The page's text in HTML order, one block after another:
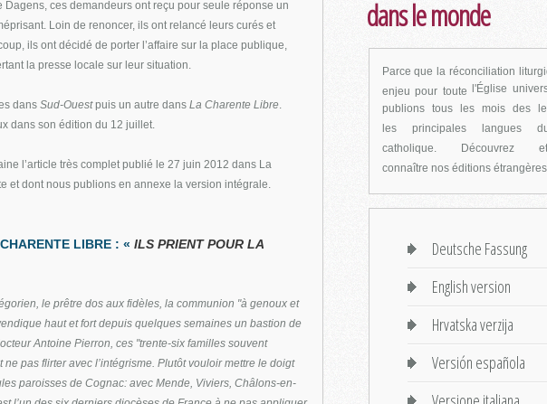
Dagens, ces demandeurs ont reçu pour seule réponse un
Loin de renoncer, ils ont relancé leurs curés et
ils ont décidé de porter l’affaire sur la place publique,
la presse locale sur leur situation.
dans Sud-Ouestpuis un autre dans La Charente Libre.
dans son édition du 12 juillet.
l’article très complet publié le 27 juin 2012 dans La
et dont nous publions en annexe la version intégrale.
LIBRE : « ILS PRIENT POUR LA
le prêtre dos aux fidèles, la communion "à genoux et
haut et fort depuis quelques semaines un bastion de
Antoine Pierron, ces "trente-six familles souvent
pas flirter avec l’intégrisme. Plutôt vouloir mettre le doigt
paroisses de Cognac: avec Mende, Viviers, Châlons-en-
dans le monde
Parce que la réconciliation
enjeu pour toutel'Église
publions tous les mois des
les principales langues
catholique. Découvrez
connaître nos éditions
Deutsche Fassung
English version
Hrvatska verzija
Versión española